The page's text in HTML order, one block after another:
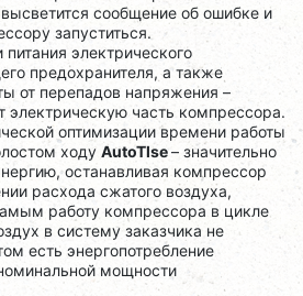
сообщение об ошибке и
запуститься.
электрического
предохранителя, а также
от перепадов напряжения –
часть компрессора.
оптимизации времени работы
ходу AutoTlse– значительно
останавливая компрессор
расхода сжатого воздуха,
работу компрессора в цикле
в систему заказчика не
есть энергопотребление
мощности